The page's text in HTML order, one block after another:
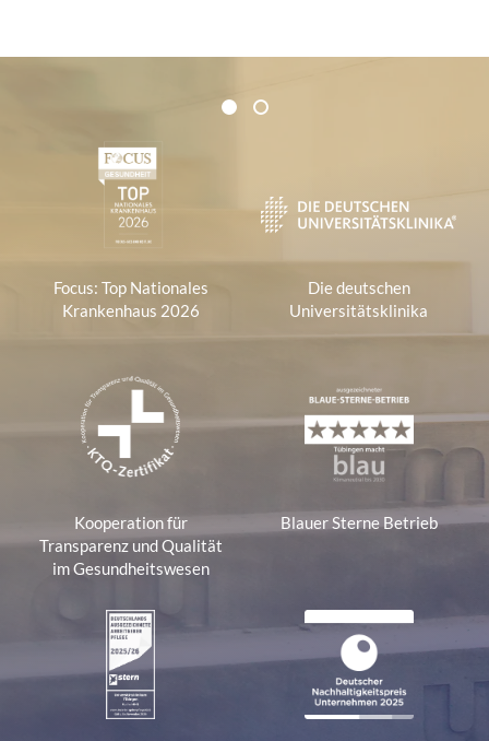
Zertifikate und Verbände
1 2
Focus: Top Nationales
Krankenhaus 2026
Die deutschen
Universitätsklinika
Kooperation für
Transparenz und Qualität
im Gesundheitswesen
Blauer Sterne Betrieb